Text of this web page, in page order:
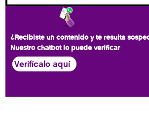
¿Recibiste un contenido y te resulta
Nuestro chatbot lo puede verificar
Verifícalo aquí